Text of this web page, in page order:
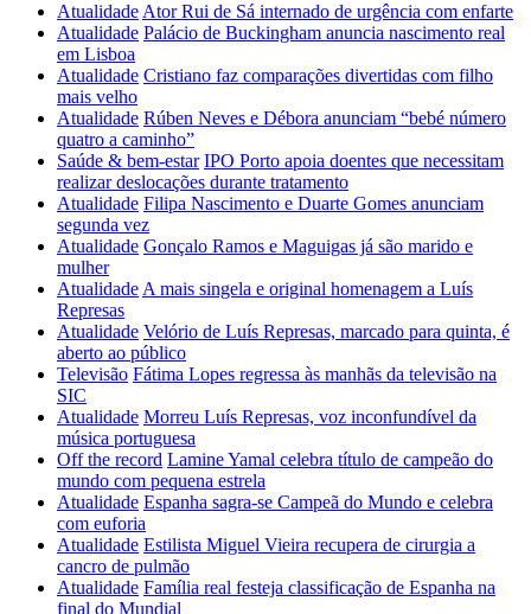
Atualidade Ator Rui de Sá internado de urgência com enfarte
Atualidade Palácio de Buckingham anuncia nascimento real
em Lisboa
Atualidade Cristiano faz comparações divertidas com filho
mais velho
Atualidade Rúben Neves e Débora anunciam “bebé número
quatro a caminho”
Saúde & bem-estar IPO Porto apoia doentes que necessitam
realizar deslocações durante tratamento
Atualidade Filipa Nascimento e Duarte Gomes anunciam
segunda vez
Atualidade Gonçalo Ramos e Maguigas já são marido e
mulher
Atualidade A mais singela e original homenagem a Luís
Represas
Atualidade Velório de Luís Represas, marcado para quinta, é
aberto ao público
Televisão Fátima Lopes regressa às manhãs da televisão na
SIC
Atualidade Morreu Luís Represas, voz inconfundível da
música portuguesa
Off the record Lamine Yamal celebra título de campeão do
mundo com pequena estrela
Atualidade Espanha sagra-se Campeã do Mundo e celebra
com euforia
Atualidade Estilista Miguel Vieira recupera de cirurgia a
cancro de pulmão
Atualidade Família real festeja classificação de Espanha na
final do Mundial